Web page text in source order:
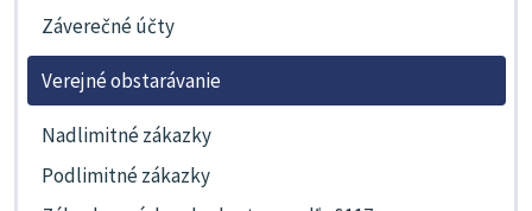
Záverečné účty
Verejné obstarávanie
Nadlimitné zákazky
Podlimitné zákazky